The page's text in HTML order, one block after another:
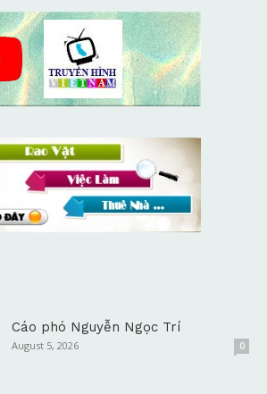
Cáo phó Nguyễn Ngọc Trí
August 5, 2026 0